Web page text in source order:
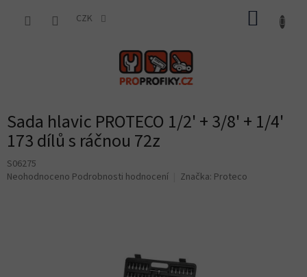
CZK
Sada hlavic PROTECO 1/2' + 3/8' + 1/4'
173 dílů s ráčnou 72z
S06275
Průměrné
Neohodnoceno Podrobnosti hodnocení Značka: Proteco